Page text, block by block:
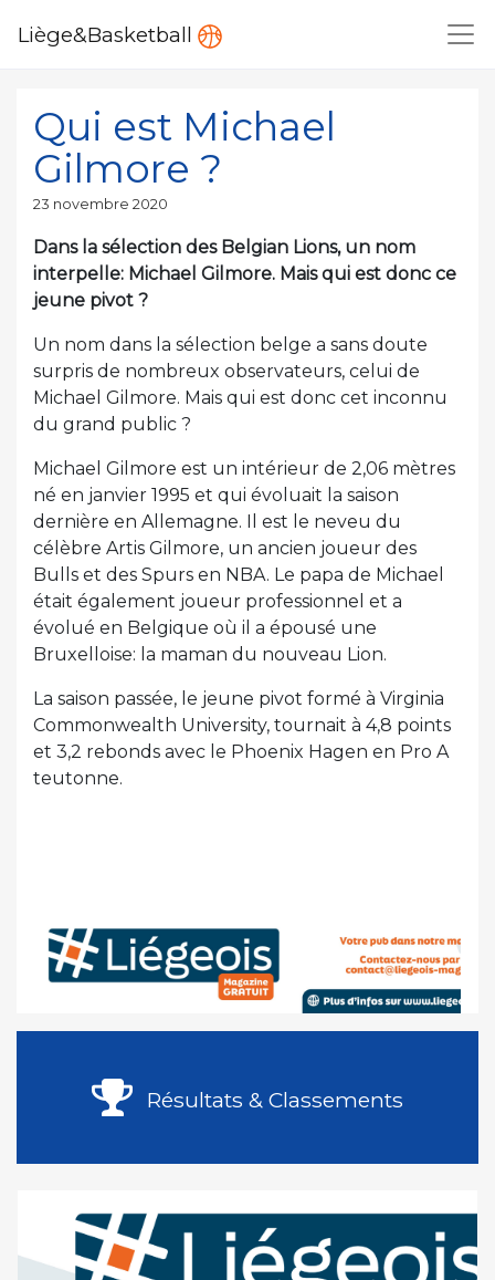
Liège&Basketball
Qui est Michael
Gilmore ?
Publié
23 novembre 2020
Dans la sélection des Belgian Lions, un nom
interpelle: Michael Gilmore. Mais qui est donc ce
jeune pivot ?
Un nom dans la sélection belge a sans doute
surpris de nombreux observateurs, celui de
Michael Gilmore. Mais qui est donc cet inconnu
du grand public ?
Michael Gilmore est un intérieur de 2,06 mètres
né en janvier 1995 et qui évoluait la saison
dernière en Allemagne. Il est le neveu du
célèbre Artis Gilmore, un ancien joueur des
Bulls et des Spurs en NBA. Le papa de Michael
était également joueur professionnel et a
évolué en Belgique où il a épousé une
Bruxelloise: la maman du nouveau Lion.
La saison passée, le jeune pivot formé à Virginia
Commonwealth University, tournait à 4,8 points
et 3,2 rebonds avec le Phoenix Hagen en Pro A
teutonne.
Résultats & Classements